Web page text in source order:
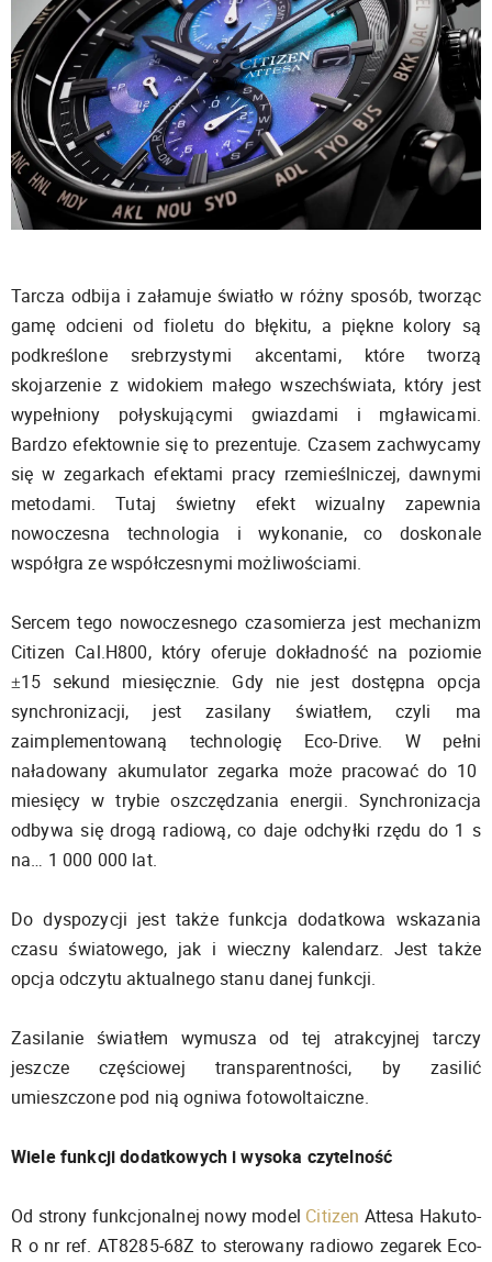
Tarcza odbija i załamuje światło w różny sposób, tworząc
gamę odcieni od fioletu do błękitu, a piękne kolory są
podkreślone srebrzystymi akcentami, które tworzą
skojarzenie z widokiem małego wszechświata, który jest
wypełniony połyskującymi gwiazdami i mgławicami.
Bardzo efektownie się to prezentuje. Czasem zachwycamy
się w zegarkach efektami pracy rzemieślniczej, dawnymi
metodami. Tutaj świetny efekt wizualny zapewnia
nowoczesna technologia i wykonanie, co doskonale
współgra ze współczesnymi możliwościami.
Sercem tego nowoczesnego czasomierza jest mechanizm
Citizen Cal.H800, który oferuje dokładność na poziomie
±15 sekund miesięcznie. Gdy nie jest dostępna opcja
synchronizacji, jest zasilany światłem, czyli ma
zaimplementowaną technologię Eco-Drive. W pełni
naładowany akumulator zegarka może pracować do 10
miesięcy w trybie oszczędzania energii. Synchronizacja
odbywa się drogą radiową, co daje odchyłki rzędu do 1 s
na… 1 000 000 lat.
Do dyspozycji jest także funkcja dodatkowa wskazania
czasu światowego, jak i wieczny kalendarz. Jest także
opcja odczytu aktualnego stanu danej funkcji.
Zasilanie światłem wymusza od tej atrakcyjnej tarczy
jeszcze częściowej transparentności, by zasilić
umieszczone pod nią ogniwa fotowoltaiczne.
Wiele funkcji dodatkowych i wysoka czytelność
Od strony funkcjonalnej nowy model Citizen Attesa Hakuto-
R o nr ref. AT8285-68Z to sterowany radiowo zegarek Eco-